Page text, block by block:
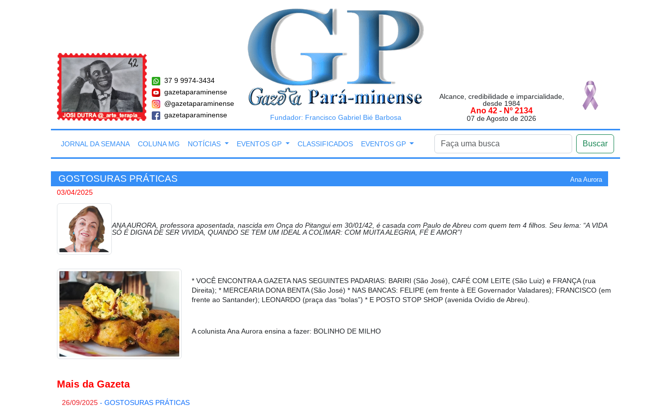
37 9 9974-3434
gazetaparaminense
@gazetaparaminense
gazetaparaminense
Fundador: Francisco Gabriel Bié Barbosa
Alcance, credibilidade e imparcialidade,
desde 1984
Ano 42 - Nº 2134
07 de Agosto de 2026
JORNAL DA SEMANA COLUNA MG NOTÍCIAS EVENTOS GP CLASSIFICADOS EVENTOS GP Buscar
GOSTOSURAS PRÁTICAS Ana Aurora
03/04/2025
ANA AURORA, professora aposentada, nascida em Onça do Pitangui em 30/01/42, é casada com Paulo de Abreu com quem tem 4 filhos. Seu lema: “A VIDA
SÓ É DIGNA DE SER VIVIDA, QUANDO SE TEM UM IDEAL A COLIMAR: COM MUITA ALEGRIA, FÉ E AMOR”!
* VOCÊ ENCONTRA A GAZETA NAS SEGUINTES PADARIAS: BARIRI (São José), CAFÉ COM LEITE (São Luiz) e FRANÇA (rua
Direita); * MERCEARIA DONA BENTA (São José) * NAS BANCAS: FELIPE (em frente à EE Governador Valadares); FRANCISCO (em
frente ao Santander); LEONARDO (praça das “bolas”) * E POSTO STOP SHOP (avenida Ovídio de Abreu).
A colunista Ana Aurora ensina a fazer: BOLINHO DE MILHO
Mais da Gazeta
26/09/2025 - GOSTOSURAS PRÁTICAS